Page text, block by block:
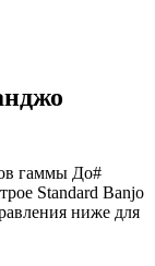
гаммы До#
Standard Banjo
ниже для